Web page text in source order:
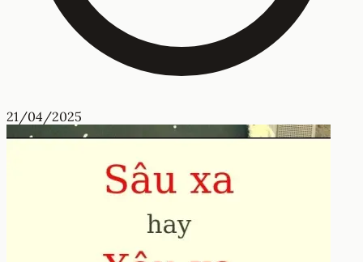
21/04/2025